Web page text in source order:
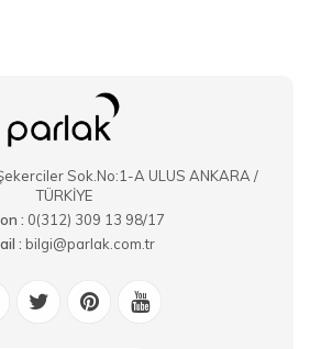
Sok.No:1-A ULUS ANKARA /
TÜRKİYE
: 0(312) 309 13 98/17
: bilgi@parlak.com.tr